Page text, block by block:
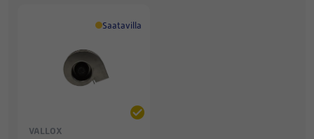
Saatavilla
VALLOX